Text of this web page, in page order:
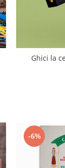
Ghici la
-6%